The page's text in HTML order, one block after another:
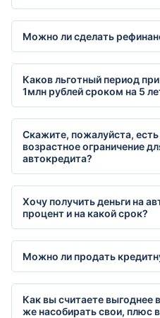
Можно ли сделать
Каков льготный период
1млн рублей сроком на 5
Скажите, пожалуйста,
возрастное ограничение
автокредита?
Хочу получить деньги на
процент и на какой срок?
Можно ли продать
Как вы считаете выгоднее
же насобирать свои, плюс